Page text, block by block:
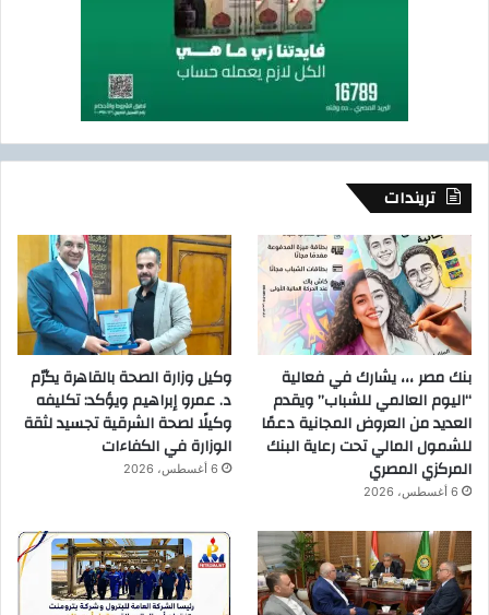
تريندات
بنك مصر ،،، يشارك في فعالية
“اليوم العالمي للشباب” ويقدم
العديد من العروض المجانية دعمًا
للشمول المالي تحت رعاية البنك
المركزي المصري
6 أغسطس، 2026
وكيل وزارة الصحة بالقاهرة يكرّم
د. عمرو إبراهيم ويؤكد: تكليفه
وكيلًا لصحة الشرقية تجسيد لثقة
الوزارة في الكفاءات
6 أغسطس، 2026